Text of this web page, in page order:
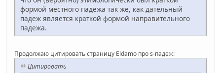
формой местного падежа так же, как дательный
падеж является краткой формой направительного
падежа.
Продолжаю цитировать страницу Eldamo про s-падеж:
Цитировать